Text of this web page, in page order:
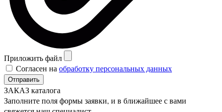
Приложить файл
Согласен на обработку персональных данных
Отправить
ЗАКАЗ каталога
Заполните поля формы заявки, и в ближайшее с вами